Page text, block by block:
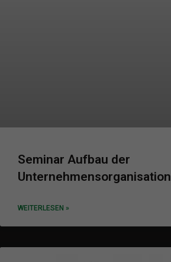
Seminar Aufbau der
Unternehmensorganisation
WEITERLESEN »